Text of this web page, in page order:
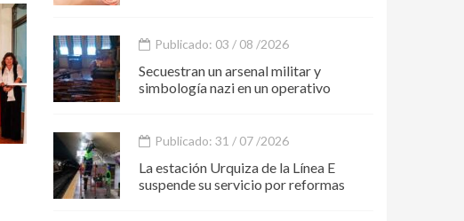
Publicado: 03 / 08 /2026
Secuestran un arsenal militar y
simbología nazi en un operativo
Publicado: 31 / 07 /2026
La estación Urquiza de la Línea E
suspende su servicio por reformas